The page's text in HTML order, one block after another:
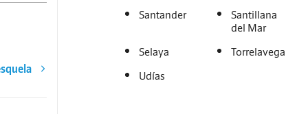
Santander
Santillana
del Mar
Selaya
Torrelavega
Udías